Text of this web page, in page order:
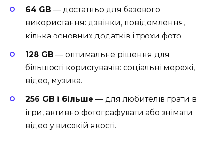
64 GB — достатньо для базового
використання: дзвінки, повідомлення,
кілька основних додатків і трохи фото.
128 GB — оптимальне рішення для
більшості користувачів: соціальні мережі,
відео, музика.
256 GB і більше — для любителів грати в
ігри, активно фотографувати або знімати
відео у високій якості.